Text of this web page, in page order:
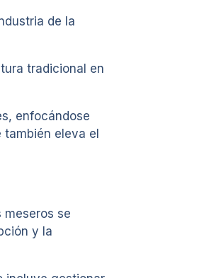
de la
tradicional en
enfocándose
eleva el
meseros se
y la